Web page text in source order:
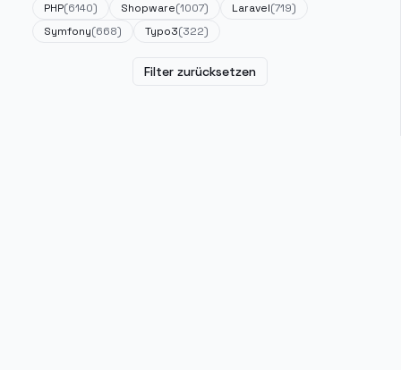
PHP(6140) Shopware(1007) Laravel(719)
Symfony(668) Typo3(322)
Filter zurücksetzen